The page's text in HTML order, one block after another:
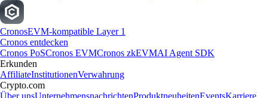
CronosEVM-kompatible Layer 1
Cronos entdecken
Cronos PoSCronos EVMCronos zkEVMAI Agent SDK
Erkunden
AffiliateInstitutionenVerwahrung
Crypto.com
Über unsUnternehmensnachrichtenProduktneuheitenEventsKarriere